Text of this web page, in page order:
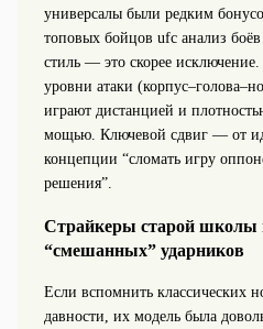
универсалы были редким
топовых бойцов ufc анализ
стиль — это скорее
уровни атаки
играют дистанцией и
мощью. Ключевой сдвиг — от
концепции “сломать игру
решения”.
Страйкеры старой школы
“смешанных” ударников
Если вспомнить классических
давности, их модель была